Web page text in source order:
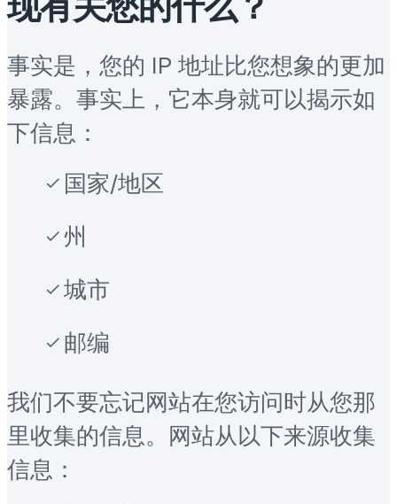
事实是，您的 IP 地址比您想象的更加
暴露。事实上，它本身就可以揭示如
下信息：
国家/地区
州
城市
邮编
我们不要忘记网站在您访问时从您那
里收集的信息。网站从以下来源收集
信息：